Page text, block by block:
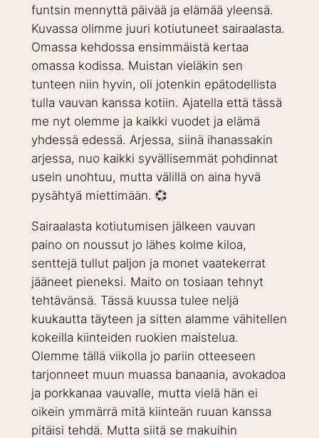
funtsin mennyttä päivää ja elämää yleensä.
Kuvassa olimme juuri kotiutuneet sairaalasta.
Omassa kehdossa ensimmäistä kertaa
omassa kodissa. Muistan vieläkin sen
tunteen niin hyvin, oli jotenkin epätodellista
tulla vauvan kanssa kotiin. Ajatella että tässä
me nyt olemme ja kaikki vuodet ja elämä
yhdessä edessä. Arjessa, siinä ihanassakin
arjessa, nuo kaikki syvällisemmät pohdinnat
usein unohtuu, mutta välillä on aina hyvä
pysähtyä miettimään. 💞
Sairaalasta kotiutumisen jälkeen vauvan
paino on noussut jo lähes kolme kiloa,
senttejä tullut paljon ja monet vaatekerrat
jääneet pieneksi. Maito on tosiaan tehnyt
tehtävänsä. Tässä kuussa tulee neljä
kuukautta täyteen ja sitten alamme vähitellen
kokeilla kiinteiden ruokien maistelua.
Olemme tällä viikolla jo pariin otteeseen
tarjonneet muun muassa banaania, avokadoa
ja porkkanaa vauvalle, mutta vielä hän ei
oikein ymmärrä mitä kiinteän ruuan kanssa
pitäisi tehdä. Mutta siitä se makuihin